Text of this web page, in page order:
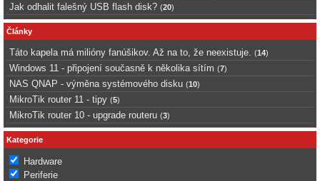
Jak odhalit falešný USB flash disk? (20)
Články
Táto kapela má milióny fanúšikov. Až na to, že neexistuje. (14)
Windows 11 - připojení současně k několika sítím (7)
NAS QNAP - výměna systémového disku (10)
MikroTik router 11 - tipy (5)
MikroTik router 10 - upgrade routeru (3)
Kategorie
Hardware
Periferie